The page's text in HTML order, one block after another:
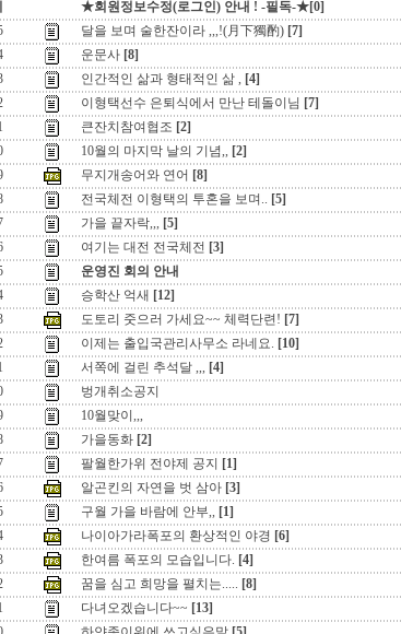
★회원정보수정(로그인) 안내 ! -필독-★[0]
달을 보며 술한잔이라 ,,,!(月下獨酌) [7]
운문사 [8]
인간적인 삶과 형태적인 삶 , [4]
이형택선수 은퇴식에서 만난 테돌이님 [7]
큰잔치참여협조 [2]
10월의 마지막 날의 기념,, [2]
무지개송어와 연어 [8]
전국체전 이형택의 투혼을 보며.. [5]
가을 끝자락,,, [5]
여기는 대전 전국체전 [3]
운영진 회의 안내
승학산 억새 [12]
도토리 줏으러 가세요~~ 체력단련! [7]
이제는 출입국관리사무소 라네요. [10]
서쪽에 걸린 추석달 ,,, [4]
벙개취소공지
10월맞이,,,
가을동화 [2]
팔월한가위 전야제 공지 [1]
알곤킨의 자연을 벗 삼아 [3]
구월 가을 바람에 안부,, [1]
나이아가라폭포의 환상적인 야경 [6]
한여름 폭포의 모습입니다. [4]
꿈을 심고 희망을 펼치는..... [8]
다녀오겠습니다~~ [13]